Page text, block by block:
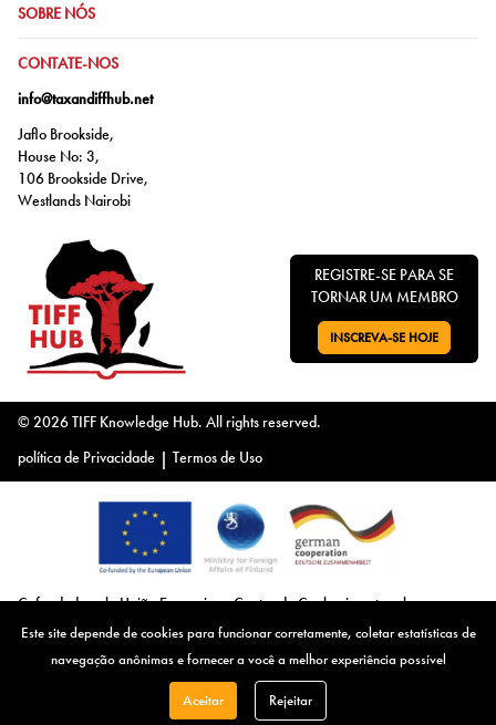
IR PARA:
SOBRE NÓS
IR PARA:
CONTATE-NOS
info@taxandiffhub.net
Jaflo Brookside,
House No: 3,
106 Brookside Drive,
Westlands Nairobi
REGISTRE-SE PARA SE
TORNAR UM MEMBRO
VÁ PARA:
INSCREVA-SE HOJE
© 2026 TIFF Knowledge Hub. All rights reserved.
política de Privacidade | Termos de Uso
Cofundado pela União Europeia, o Centro de Conhecimento sobre
Impostos e Fluxos Financeiros Ilícitos agradece o apoio. Juntos, avançamos
em nossa missão de combater impostos e fluxos financeiros ilícitos,
fornecendo recursos valiosos, promovendo o compartilhamento de
conhecimento e capacitando indivíduos e organizações para um sistema
financeiro global justo e equitativo.
Este site depende de cookies para funcionar corretamente, coletar estatísticas de
navegação anônimas e fornecer a você a melhor experiência possível
Aceitar Rejeitar